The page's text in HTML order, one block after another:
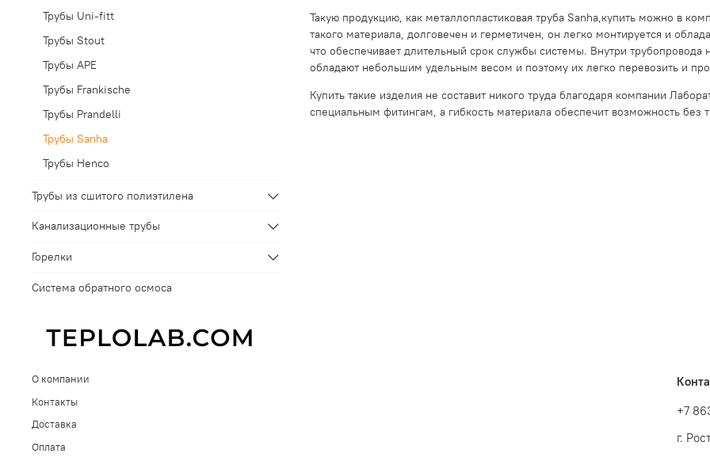
Такую продукцию, как металлопластиковая труба Sanha,купить можно в
такого материала, долговечен и герметичен, он легко монтируется и
что обеспечивает длительный срок службы системы. Внутри
обладают небольшим удельным весом и поэтому их легко перевозить и
Купить такие изделия не составит никого труда благодаря компании
специальным фитингам, а гибкость материала обеспечит возможность без
Трубы Uni-fitt
Трубы Stout
Трубы APE
Трубы Frankische
Трубы Prandelli
Трубы Sanha
Трубы Henco
Трубы из сшитого полиэтилена
Канализационные трубы
Горелки
Система обратного осмоса
О компании
Контакты
Доставка
Оплата
+7
г.